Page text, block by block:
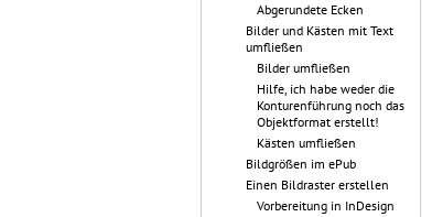
Abgerundete Ecken
Bilder und Kästen mit Text
umfließen
Bilder umfließen
Hilfe, ich habe weder die
Konturenführung noch das
Objektformat erstellt!
Kästen umfließen
Bildgrößen im ePub
Einen Bildraster erstellen
Vorbereitung in InDesign